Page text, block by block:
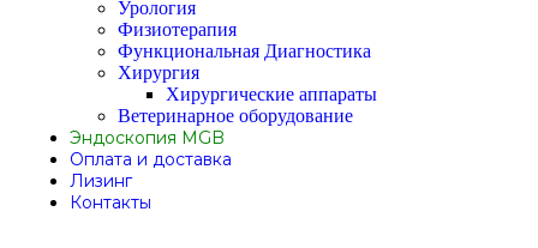
Урология
Физиотерапия
Функциональная Диагностика
Хирургия
Хирургические аппараты
Ветеринарное оборудование
Эндоскопия MGB
Оплата и доставка
Лизинг
Контакты